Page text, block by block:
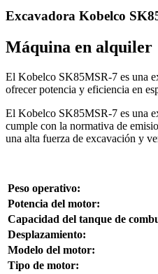
Excavadora Kobelco
Máquina en alquiler
El Kobelco SK85MSR-7 es una
ofrecer potencia y eficiencia en
El Kobelco SK85MSR-7 es una
cumple con la normativa de
una alta fuerza de excavación y
Peso operativo:
Potencia del motor:
Capacidad del tanque de
Desplazamiento:
Modelo del motor:
Tipo de motor: